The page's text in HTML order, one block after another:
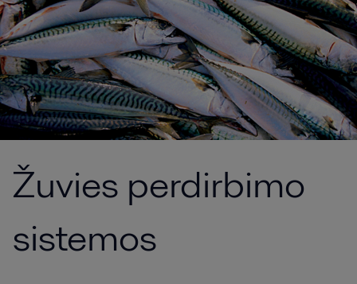
Žuvies perdirbimo
sistemos